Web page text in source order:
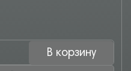
В корзину